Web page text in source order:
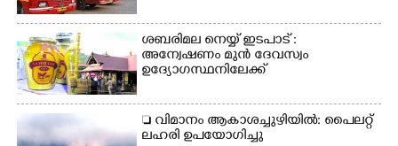
ശബരിമല നെയ്യ് ഇടപാട് :
അന്വേഷണം മുൻ ദേവസ്വം
ഉദ്യോഗസ്ഥനിലേക്ക്
 വിമാനം ആകാശച്ചുഴിയിൽ: പൈലറ്റ്
ലഹരി ഉപയോഗിച്ചു